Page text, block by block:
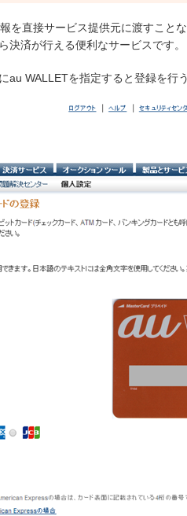
を直接サービス提供元に渡すことな
決済が行える便利なサービスです。
au WALLETを指定すると登録を行